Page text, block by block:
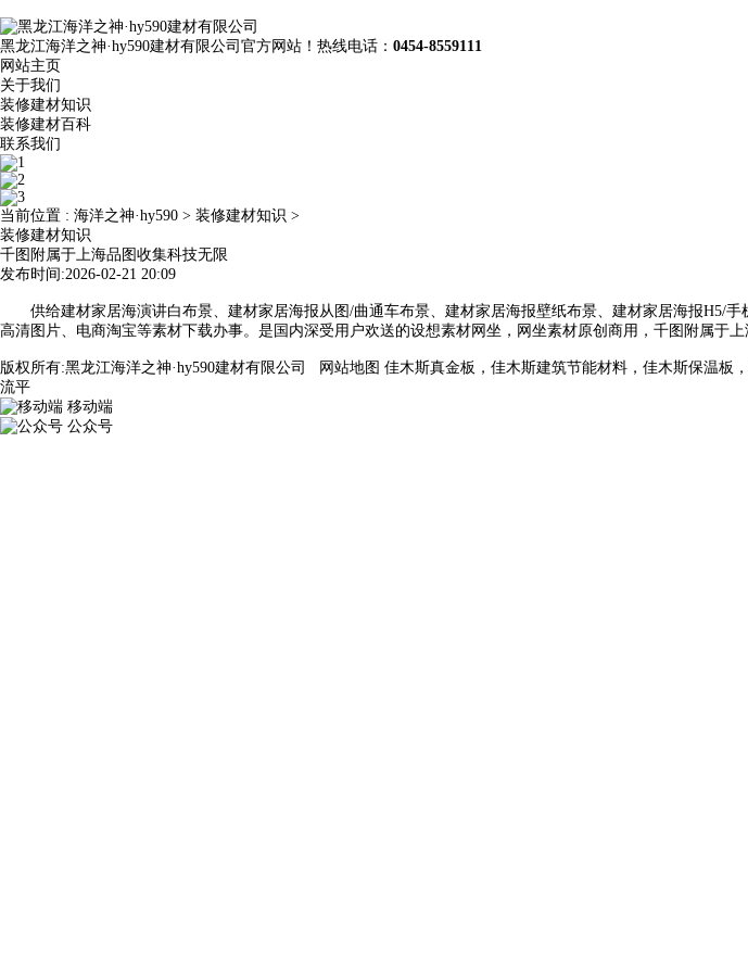
黑龙江海洋之神·hy590建材有限公司官方网站！热线电话： 0454-8559111
网站主页
关于我们
装修建材知识
装修建材百科
联系我们
当前位置 : 海洋之神·hy590 > 装修建材知识 >
装修建材知识
千图附属于上海品图收集科技无限
发布时间:2026-02-21 20:09
供给建材家居海演讲白布景、建材家居海报从图/曲通车布景、建材家居海报壁纸布景、建材家居海报H5/手
高清图片、电商淘宝等素材下载办事。是国内深受用户欢送的设想素材网坐，网坐素材原创商用，千图附属于上
版权所有:黑龙江海洋之神·hy590建材有限公司 网站地图 佳木斯真金板，佳木斯建筑节能材料，佳木斯保温板
流平
移动端
公众号